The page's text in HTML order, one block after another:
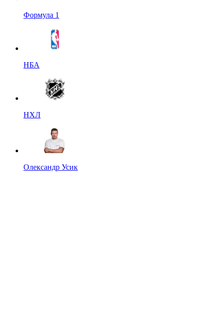
Формула 1
НБА
НХЛ
Олександр Усик